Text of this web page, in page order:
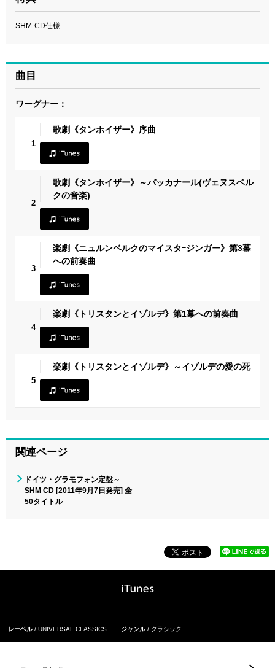
SHM-CD仕様
曲目
ワーグナー：
1
歌劇《タンホイザー》序曲
2
歌劇《タンホイザー》～バッカナール(ヴェヌスベル
クの音楽)
3
楽劇《ニュルンベルクのマイスタｰジンガー》第3幕
への前奏曲
4
楽劇《トリスタンとイゾルデ》第1幕への前奏曲
5
楽劇《トリスタンとイゾルデ》～イゾルデの愛の死
関連ページ
ドイツ・グラモフォン定盤～
SHM CD [2011年9月7日発売] 全
50タイトル
レーベル UNIVERSAL CLASSICS ジャンル クラシック